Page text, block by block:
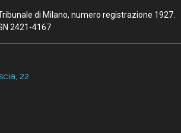
di Milano, numero registrazione 1927.
2421-4167
22